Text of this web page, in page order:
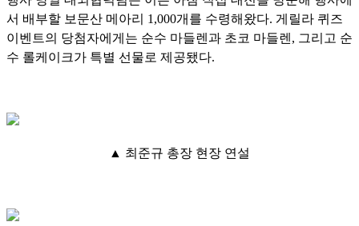
서 배부할 보문산 메아리 1,000개를 수령해왔다. 게릴라 퀴즈
이벤트의 당첨자에게는 순수 마들렌과 초코 마들렌, 그리고 순
수 롤케이크가 특별 선물로 제공됐다.
▲ 최준규 총장 현장 연설